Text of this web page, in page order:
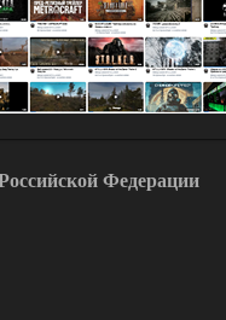
Федерации